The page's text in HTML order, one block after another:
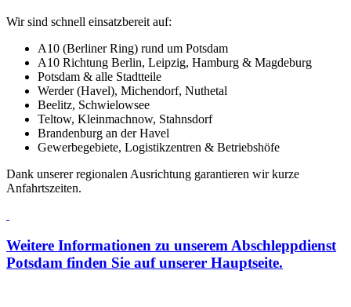
Wir sind schnell einsatzbereit auf:
A10 (Berliner Ring) rund um Potsdam
A10 Richtung Berlin, Leipzig, Hamburg & Magdeburg
Potsdam & alle Stadtteile
Werder (Havel), Michendorf, Nuthetal
Beelitz, Schwielowsee
Teltow, Kleinmachnow, Stahnsdorf
Brandenburg an der Havel
Gewerbegebiete, Logistikzentren & Betriebshöfe
Dank unserer regionalen Ausrichtung garantieren wir kurze
Anfahrtszeiten.
Weitere Informationen zu unserem Abschleppdienst
Potsdam finden Sie auf unserer Hauptseite.